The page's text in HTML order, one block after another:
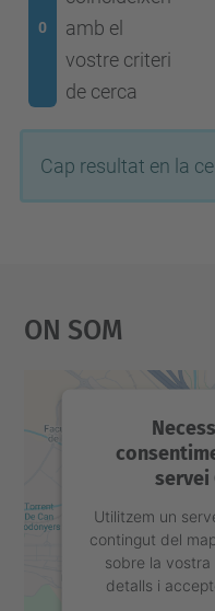
0
amb el
vostre criteri
de cerca
Cap resultat en la
On Som
servei
Utilitzem un
contingut del
sobre la
detalls i